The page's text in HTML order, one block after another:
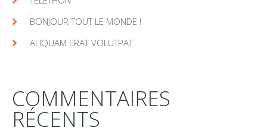
BONJOUR TOUT LE MONDE !
ALIQUAM ERAT VOLUTPAT
COMMENTAIRES
RÉCENTS